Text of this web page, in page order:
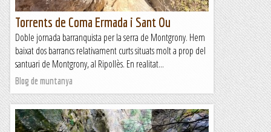
Torrents de Coma Ermada i Sant Ou
Doble jornada barranquista per la serra de Montgrony. Hem
baixat dos barrancs relativament curts situats molt a prop del
santuari de Montgrony, al Ripollès. En realitat...
Blog de muntanya